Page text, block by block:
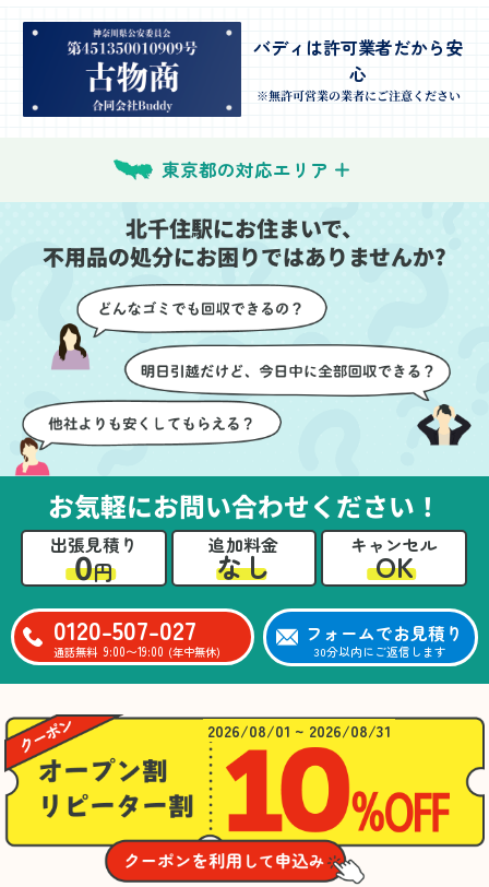
んが手際よく片付けてく
れたので、部屋が驚くほ
どスッキリしました。自
分では手が回らなかった
場所も含め、プロの力を
特に、物が散乱していた
イテムの仕分けを迅速か
つ丁寧に対応していただ
けたのがありがたかった
です。家族それぞれが必
要なものを確認しながら
進めることができ、安心
感を持って作業をお任せ
できました。さらに、作
業終了後には部屋全体を
清掃していただき、まる
で新しい家のような清潔
感に感動しました。
きました。
当日は2名のスタッフが来
てくださり、作業の流れ
ちらも安心感を持って作
壁や床を傷つけないよう
に細心の注意を払ってい
ただき、家全体がスムー
ズに片付いていくのがと
ても嬉しかったです。作
業が終わった後には、こ
ちらからお願いしなくて
も部屋を簡単に清掃して
いただけたのも好印象で
した。
いても教えていただき、
今後の片付けにも役立つ
知識が増えました。また
何かあれば、ぜひお願い
心のこもったサービスを
ありがとうございまし
た。
バディは許可業者だから安
心
※無許可営業の業者にご注意ください
東京都の対応エリア
北千住駅にお住まいで、
不用品の処分にお困りではありませんか?
お気軽にお問い合わせください！
出張見積り
0円
追加料金
なし
キャンセル
OK
0120-507-027
通話無料 9:00〜19:00 (年中無休)
フォームでお見積り
30分以内にご返信します
2026/08/01 ~ 2026/08/31